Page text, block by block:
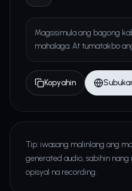
Magsisimula ang bagong
mahalaga. At tumatakbo
Kopyahin
Tip: iwasang malinlang ang
generated audio, sabihin
opisyal na recording.